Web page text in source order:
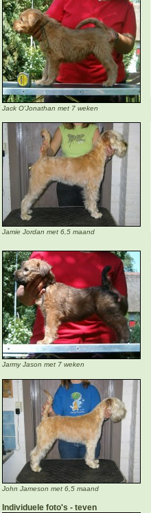
Jack O'Jonathan met 7 weken
Jamie Jordan met 6,5 maand
Jarmy Jason met 7 weken
John Jameson met 6,5 maand
Individuele foto's teven